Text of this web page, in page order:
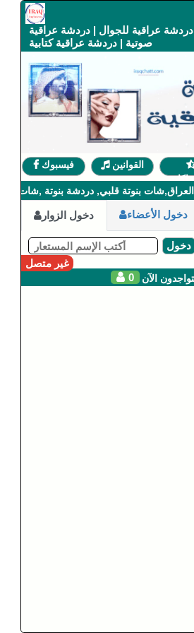
عراقية للجوال | دردشة عراقية
صوتية | دردشة عراقية كتابية
فيسبوك
القوانين
بنوتة قلبي, دردشة بنوتة ,شات
دخول الزوار دخول الأعضاء
دخول
غير متصل
0 الآن